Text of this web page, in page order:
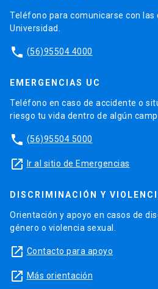
Teléfono para comunicarse con las
Universidad.
phone (56)95504 4000
EMERGENCIAS UC
Teléfono en caso de accidente o
riesgo tu vida dentro de algún
phone (56)95504 5000
launch Ir al sitio de Emergencias
DISCRIMINACIÓN Y
Orientación y apoyo en casos de
género o violencia sexual.
launch Contacto para apoyo
launch Más orientación